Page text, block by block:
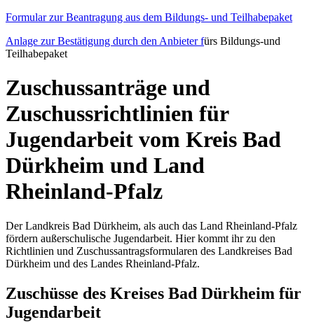
Formular zur Beantragung aus dem Bildungs- und Teilhabepaket
Anlage zur Bestätigung durch den Anbieter fürs Bildungs-und
Teilhabepaket
Zuschussanträge und
Zuschussrichtlinien für
Jugendarbeit vom Kreis Bad
Dürkheim und Land
Rheinland-Pfalz
Der Landkreis Bad Dürkheim, als auch das Land Rheinland-Pfalz
fördern außerschulische Jugendarbeit. Hier kommt ihr zu den
Richtlinien und Zuschussantragsformularen des Landkreises Bad
Dürkheim und des Landes Rheinland-Pfalz.
Zuschüsse des Kreises Bad Dürkheim für
Jugendarbeit